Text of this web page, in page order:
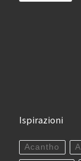
Ispirazioni
Acantho